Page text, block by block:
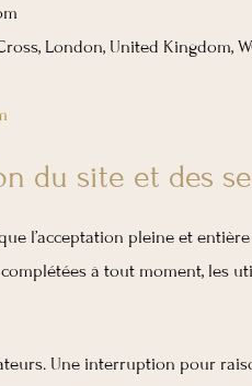
London, United Kingdom,
du site et des
l’acceptation pleine et
à tout moment, les
Une interruption pour